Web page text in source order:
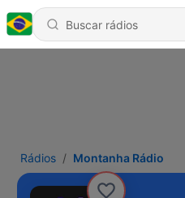
Rádios Montanha Rádio